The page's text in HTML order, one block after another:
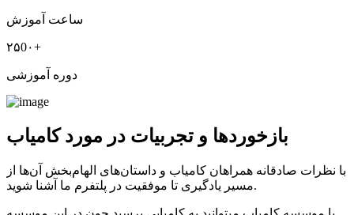
ساعت آموزش
۲۵0۰+
دوره آموزشی
بازخوردها و تجربیات در مورد کامیاب
با نظرات صادقانه همراهان کامیاب و داستان‌های الهام‌بخش آن‌ها از
مسیر یادگیری تا موفقیت در پلتفرم ما آشنا شوید.